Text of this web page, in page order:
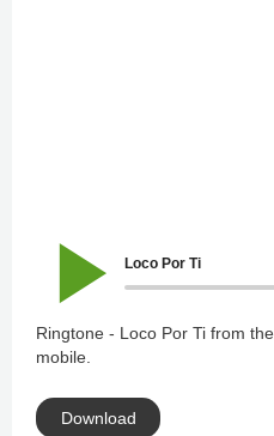
Loco Por Ti
Ringtone - Loco Por Ti from
mobile.
Download